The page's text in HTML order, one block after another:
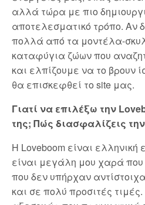
αλλά τώρα με πιο
αποτελεσματικό τρόπο. Αν
πολλά από τα μοντέλα-
καταφύγια ζώων που
και ελπίζουμε να το βρουν
θα επισκεφθεί το site μας.
Γιατί να επιλέξω την
της; Πώς διασφαλίζεις
Η Loveboom είναι ελληνική
είναι μεγάλη μου χαρά
που δεν υπήρχαν
και σε πολύ προσιτές